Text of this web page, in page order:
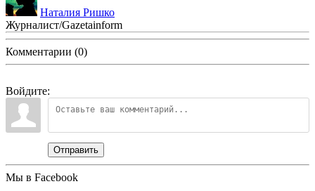
Наталия Ришко
Журналист/Gazetainform
Комментарии (0)
Войдите:
Отправить
Мы в Facebook